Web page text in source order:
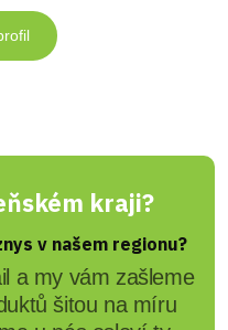
kraji?
v našem regionu?
a my vám zašleme
šitou na míru